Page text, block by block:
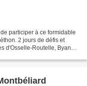
participer à ce formidable
2 jours de défis et
d'Osselle-Routelle, Byans-